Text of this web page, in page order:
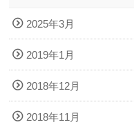
2025年3月
2019年1月
2018年12月
2018年11月